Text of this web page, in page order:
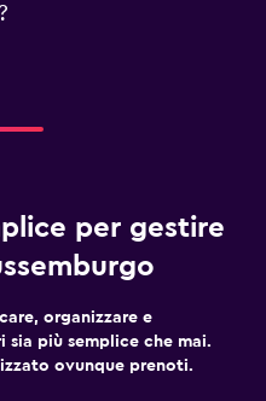
per gestire
organizzare e
più semplice che mai.
ovunque prenoti.